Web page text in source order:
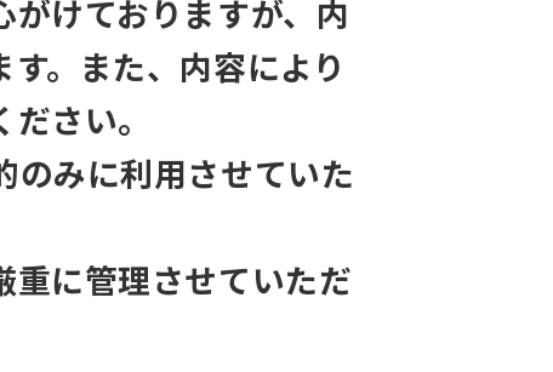
けておりますが、内
。また、内容により
さい。
みに利用させていた
に管理させていただ